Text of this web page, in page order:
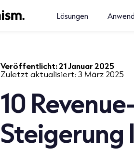
Lösungen
Veröffentlicht:21 Januar 2025
Zuletzt aktualisiert: 3 März 2025
10
Steigerung